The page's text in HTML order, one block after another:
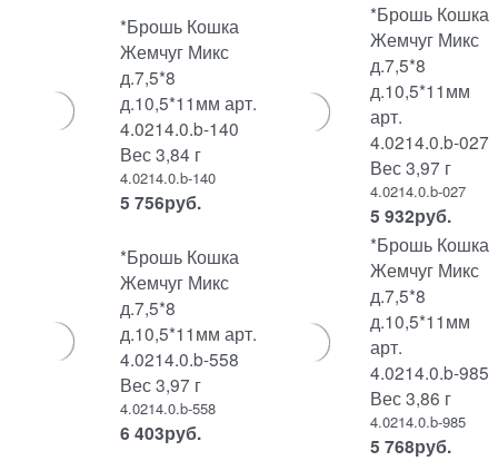
*Брошь Кошка
Жемчуг Микс
д.7,5*8
д.10,5*11мм арт.
4.0214.0.b-140
Вес 3,84 г
4.0214.0.b-140
5 756руб.
*Брошь Кошка
Жемчуг Микс
д.7,5*8
д.10,5*11мм
арт.
4.0214.0.b-027
Вес 3,97 г
4.0214.0.b-027
5 932руб.
*Брошь Кошка
Жемчуг Микс
д.7,5*8
д.10,5*11мм арт.
4.0214.0.b-558
Вес 3,97 г
4.0214.0.b-558
6 403руб.
*Брошь Кошка
Жемчуг Микс
д.7,5*8
д.10,5*11мм
арт.
4.0214.0.b-985
Вес 3,86 г
4.0214.0.b-985
5 768руб.